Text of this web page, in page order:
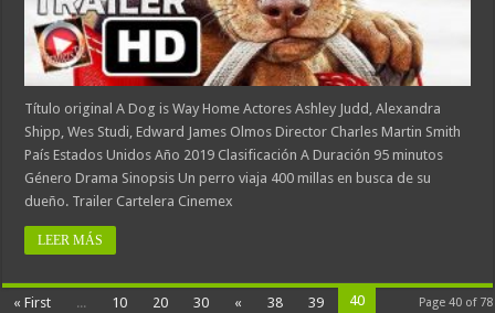
Título original A Dog is Way Home Actores Ashley Judd, Alexandra
Shipp, Wes Studi, Edward James Olmos Director Charles Martin Smith
País Estados Unidos Año 2019 Clasificación A Duración 95 minutos
Género Drama Sinopsis Un perro viaja 400 millas en busca de su
dueño. Trailer Cartelera Cinemex
LEER MÁS
Page 40 of 78
« First ... 10 20 30 « 38 39
40